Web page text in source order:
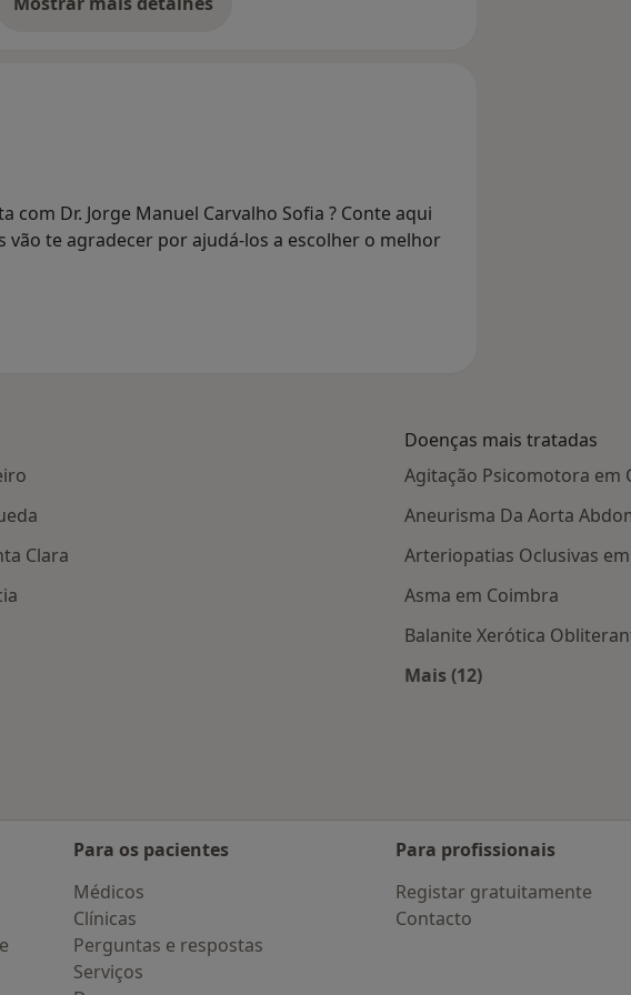
sobre o endereço
com Dr. Jorge Manuel Carvalho Sofia ? Conte aqui
vão te agradecer por ajudá-los a escolher o melhor
Clara
Doenças mais tratadas
Agitação Psicomotora em
Aneurisma Da Aorta
Arteriopatias Oclusivas
Asma em Coimbra
Balanite Xerótica
Mais (12)
Para os pacientes
Médicos
Clínicas
Perguntas e respostas
Serviços
Para profissionais
Registar gratuitamente
Contacto